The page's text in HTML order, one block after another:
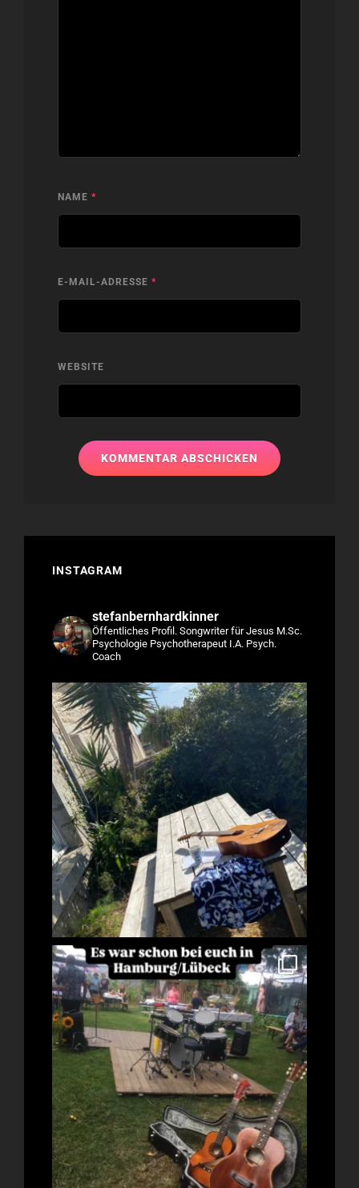
NAME *
E-MAIL-ADRESSE *
WEBSITE
INSTAGRAM
stefanbernhardkinner
Öffentliches Profil. Songwriter für Jesus M.Sc.
Psychologie Psychotherapeut I.A. Psych.
Coach